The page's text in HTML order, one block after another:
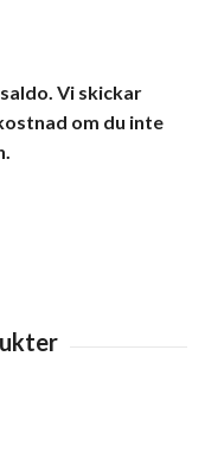
Vi skickar
om du inte